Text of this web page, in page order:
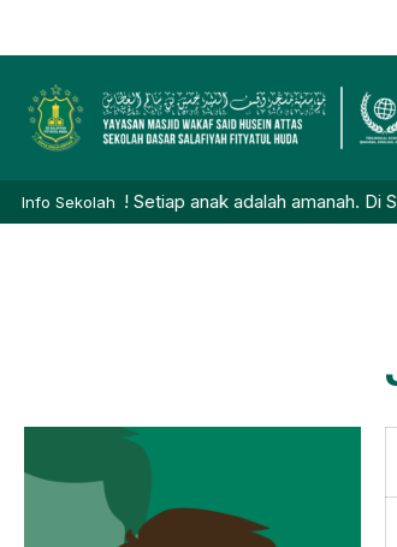
Info Sekolah
Dibuka! Setiap anak adalah amanah. Di